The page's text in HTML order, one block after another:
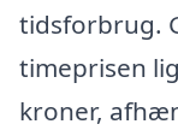
tidsforbrug.
timeprisen
kroner,